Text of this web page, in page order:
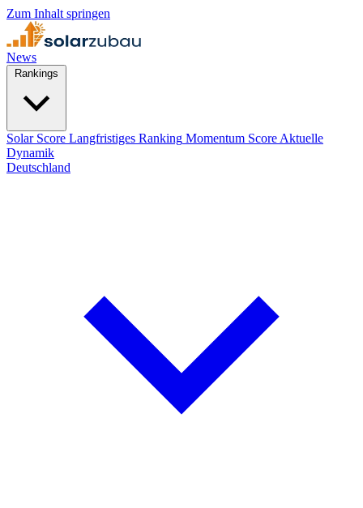
Zum Inhalt springen
News
Solar Score Langfristiges Ranking Momentum Score Aktuelle
Dynamik
Deutschland